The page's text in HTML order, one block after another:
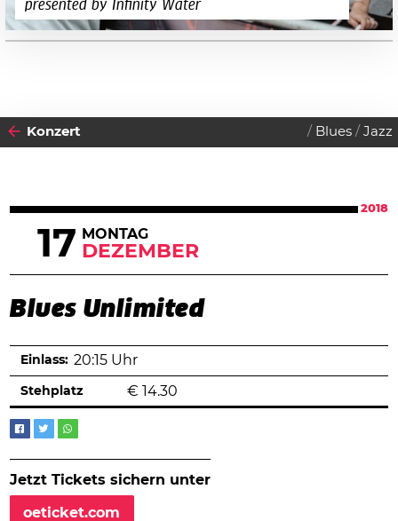
presented by Infinity Water
Konzert Blues Jazz
2018
17 MONTAG
DEZEMBER
Blues Unlimited
Jetzt Tickets sichern unter
oeticket.com
Einlass: 20:15 Uhr
Stehplatz € 14.30